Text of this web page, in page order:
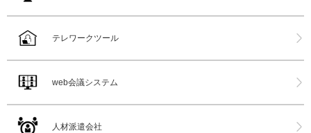
テレワークツール
web会議システム
人材派遣会社